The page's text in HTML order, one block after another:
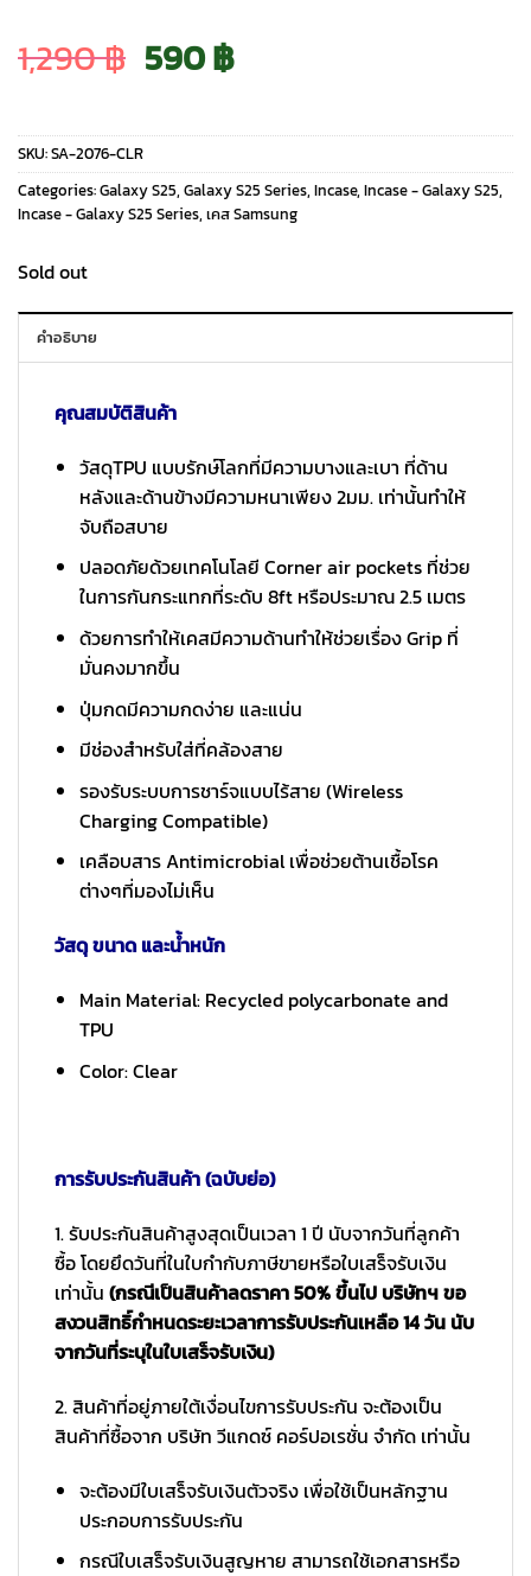
1,290฿ Original
price
was:
590฿Current
price
is:
SKU:SA-2076-CLR
Categories:Galaxy S25, Galaxy S25 Series, Incase, Incase - Galaxy S25,
Incase - Galaxy S25 Series, เคส Samsung
Sold out
คำอธิบาย
คุณสมบัติสินค้า
วัสดุTPU แบบรักษ์โลกที่มีความบางและเบา ที่ด้าน
หลังและด้านข้างมีความหนาเพียง 2มม. เท่านั้นทำให้
จับถือสบาย
ปลอดภัยด้วยเทคโนโลยี Corner air pockets ที่ช่วย
ในการกันกระแทกที่ระดับ 8ft หรือประมาณ 2.5 เมตร
ด้วยการทำให้เคสมีความด้านทำให้ช่วยเรื่อง Grip ที่
มั่นคงมากขึ้น
ปุ่มกดมีความกดง่าย และแน่น
มีช่องสำหรับใส่ที่คล้องสาย
รองรับระบบการชาร์จแบบไร้สาย (Wireless
Charging Compatible)
เคลือบสาร Antimicrobial เพื่อช่วยต้านเชื้อโรค
ต่างๆที่มองไม่เห็น
วัสดุ ขนาด และน้ำหนัก
Main Material: Recycled polycarbonate and
TPU
Color: Clear
การรับประกันสินค้า (ฉบับย่อ)
1. รับประกันสินค้าสูงสุดเป็นเวลา 1 ปี นับจากวันที่ลูกค้า
ซื้อ โดยยึดวันที่ในใบกำกับภาษีขายหรือใบเสร็จรับเงิน
เท่านั้น (กรณีเป็นสินค้าลดราคา 50% ขึ้นไป บริษัทฯ ขอ
สงวนสิทธิ์กำหนดระยะเวลาการรับประกันเหลือ 14 วัน นับ
จากวันที่ระบุในใบเสร็จรับเงิน)
2. สินค้าที่อยู่ภายใต้เงื่อนไขการรับประกัน จะต้องเป็น
สินค้าที่ซื้อจาก บริษัท วีแกดซ์ คอร์ปอเรชั่น จำกัด เท่านั้น
จะต้องมีใบเสร็จรับเงินตัวจริง เพื่อใช้เป็นหลักฐาน
ประกอบการรับประกัน
กรณีใบเสร็จรับเงินสูญหาย สามารถใช้เอกสารหรือ